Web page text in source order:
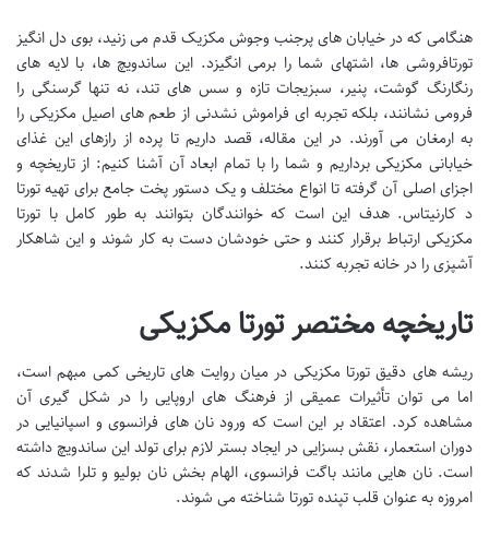
هنگامی که در خیابان های پرجنب وجوش مکزیک قدم می زنید، بوی دل انگیز
تورتافروشی ها، اشتهای شما را برمی انگیزد. این ساندویچ ها، با لایه های
رنگارنگ گوشت، پنیر، سبزیجات تازه و سس های تند، نه تنها گرسنگی را
فرومی نشانند، بلکه تجربه ای فراموش نشدنی از طعم های اصیل مکزیکی را
به ارمغان می آورند. در این مقاله، قصد داریم تا پرده از رازهای این غذای
خیابانی مکزیکی برداریم و شما را با تمام ابعاد آن آشنا کنیم: از تاریخچه و
اجزای اصلی آن گرفته تا انواع مختلف و یک دستور پخت جامع برای تهیه تورتا
د کارنیتاس. هدف این است که خوانندگان بتوانند به طور کامل با تورتا
مکزیکی ارتباط برقرار کنند و حتی خودشان دست به کار شوند و این شاهکار
آشپزی را در خانه تجربه کنند.
تاریخچه مختصر تورتا مکزیکی
ریشه های دقیق تورتا مکزیکی در میان روایت های تاریخی کمی مبهم است،
اما می توان تأثیرات عمیقی از فرهنگ های اروپایی را در شکل گیری آن
مشاهده کرد. اعتقاد بر این است که ورود نان های فرانسوی و اسپانیایی در
دوران استعمار، نقش بسزایی در ایجاد بستر لازم برای تولد این ساندویچ داشته
است. نان هایی مانند باگت فرانسوی، الهام بخش نان بولیو و تلرا شدند که
امروزه به عنوان قلب تپنده تورتا شناخته می شوند.